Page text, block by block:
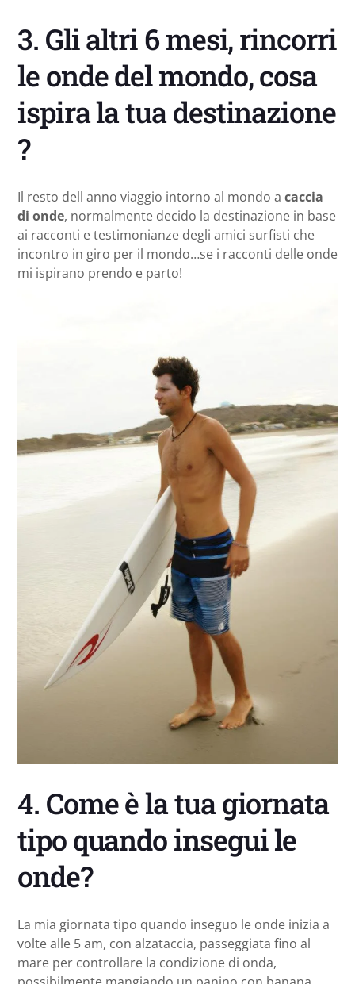
3. Gli altri 6 mesi, rincorri
le onde del mondo, cosa
ispira la tua destinazione
?
Il resto dell anno viaggio intorno al mondo a caccia
di onde, normalmente decido la destinazione in base
ai racconti e testimonianze degli amici surfisti che
incontro in giro per il mondo…se i racconti delle onde
mi ispirano prendo e parto!
4. Come è la tua giornata
tipo quando insegui le
onde?
La mia giornata tipo quando inseguo le onde inizia a
volte alle 5 am, con alzataccia, passeggiata fino al
mare per controllare la condizione di onda,